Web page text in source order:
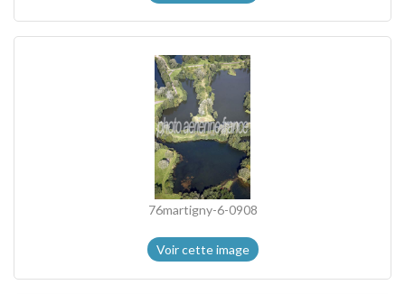
76martigny-6-0908
Voir cette image